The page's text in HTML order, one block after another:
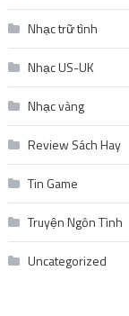
Nhạc trữ tình
Nhạc US-UK
Nhạc vàng
Review Sách Hay
Tin Game
Truyện Ngôn Tình
Uncategorized